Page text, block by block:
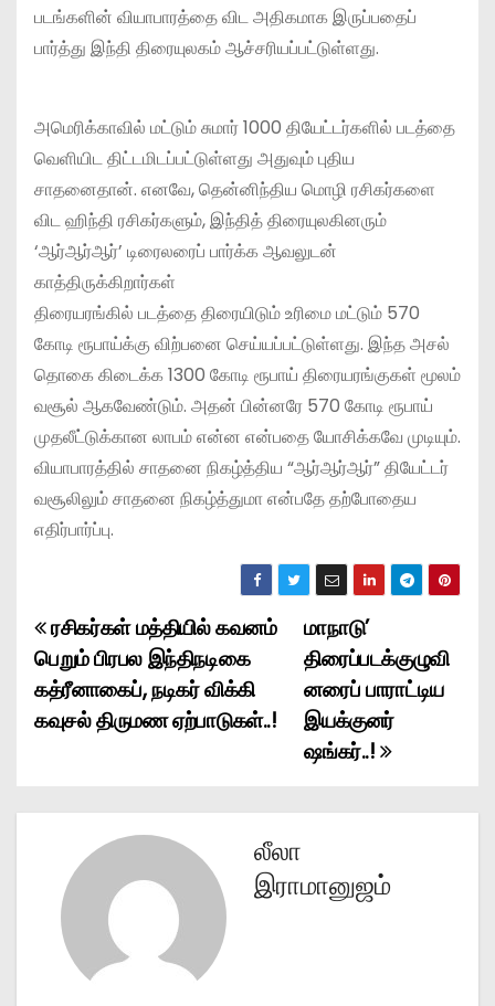
படங்களின் வியாபாரத்தை விட அதிகமாக இருப்பதைப்
பார்த்து இந்தி திரையுலகம் ஆச்சரியப்பட்டுள்ளது.
அமெரிக்காவில் மட்டும் சுமார் 1000 தியேட்டர்களில் படத்தை
வெளியிட திட்டமிடப்பட்டுள்ளது அதுவும் புதிய
சாதனைதான். எனவே, தென்னிந்திய மொழி ரசிகர்களை
விட ஹிந்தி ரசிகர்களும், இந்தித் திரையுலகினரும்
‘ஆர்ஆர்ஆர்’ டிரைலரைப் பார்க்க ஆவலுடன்
காத்திருக்கிறார்கள்
திரையரங்கில் படத்தை திரையிடும் உரிமை மட்டும் 570
கோடி ரூபாய்க்கு விற்பனை செய்யப்பட்டுள்ளது. இந்த அசல்
தொகை கிடைக்க 1300 கோடி ரூபாய் திரையரங்குகள் மூலம்
வசூல் ஆகவேண்டும். அதன் பின்னரே 570 கோடி ரூபாய்
முதலீட்டுக்கான லாபம் என்ன என்பதை யோசிக்கவே முடியும்.
வியாபாரத்தில் சாதனை நிகழ்த்திய “ஆர்ஆர்ஆர்” தியேட்டர்
வசூலிலும் சாதனை நிகழ்த்துமா என்பதே தற்போதைய
எதிர்பார்ப்பு.
P
o
s
n
மாநாடு’
திரைப்படக்குழுவி
னரைப் பாராட்டிய
இயக்குனர்
ஷங்கர்..!
ரசிகர்கள் மத்தியில் கவனம்
பெறும் பிரபல இந்திநடிகை
கத்ரீனாகைப், நடிகர் விக்கி
கவுசல் திருமண ஏற்பாடுகள்..!
லீலா
இராமானுஜம்